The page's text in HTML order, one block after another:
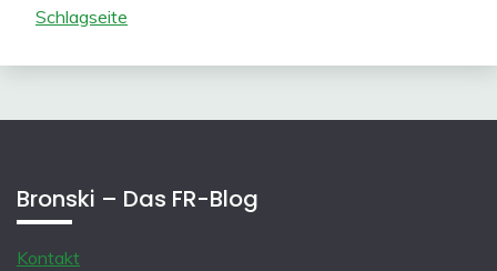
Schlagseite
Bronski – Das FR-Blog
Kontakt